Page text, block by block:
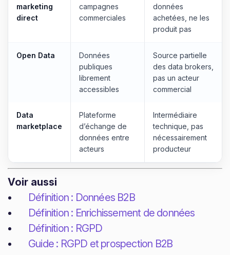
marketing
direct
campagnes
commerciales
données
achetées, ne les
produit pas
Open Data
Données
publiques
librement
accessibles
Source partielle
des data brokers,
pas un acteur
commercial
Data
marketplace
Plateforme
d’échange de
données entre
acteurs
Intermédiaire
technique, pas
nécessairement
producteur
Voir aussi
Définition : Données B2B
Définition : Enrichissement de données
Définition : RGPD
Guide : RGPD et prospection B2B